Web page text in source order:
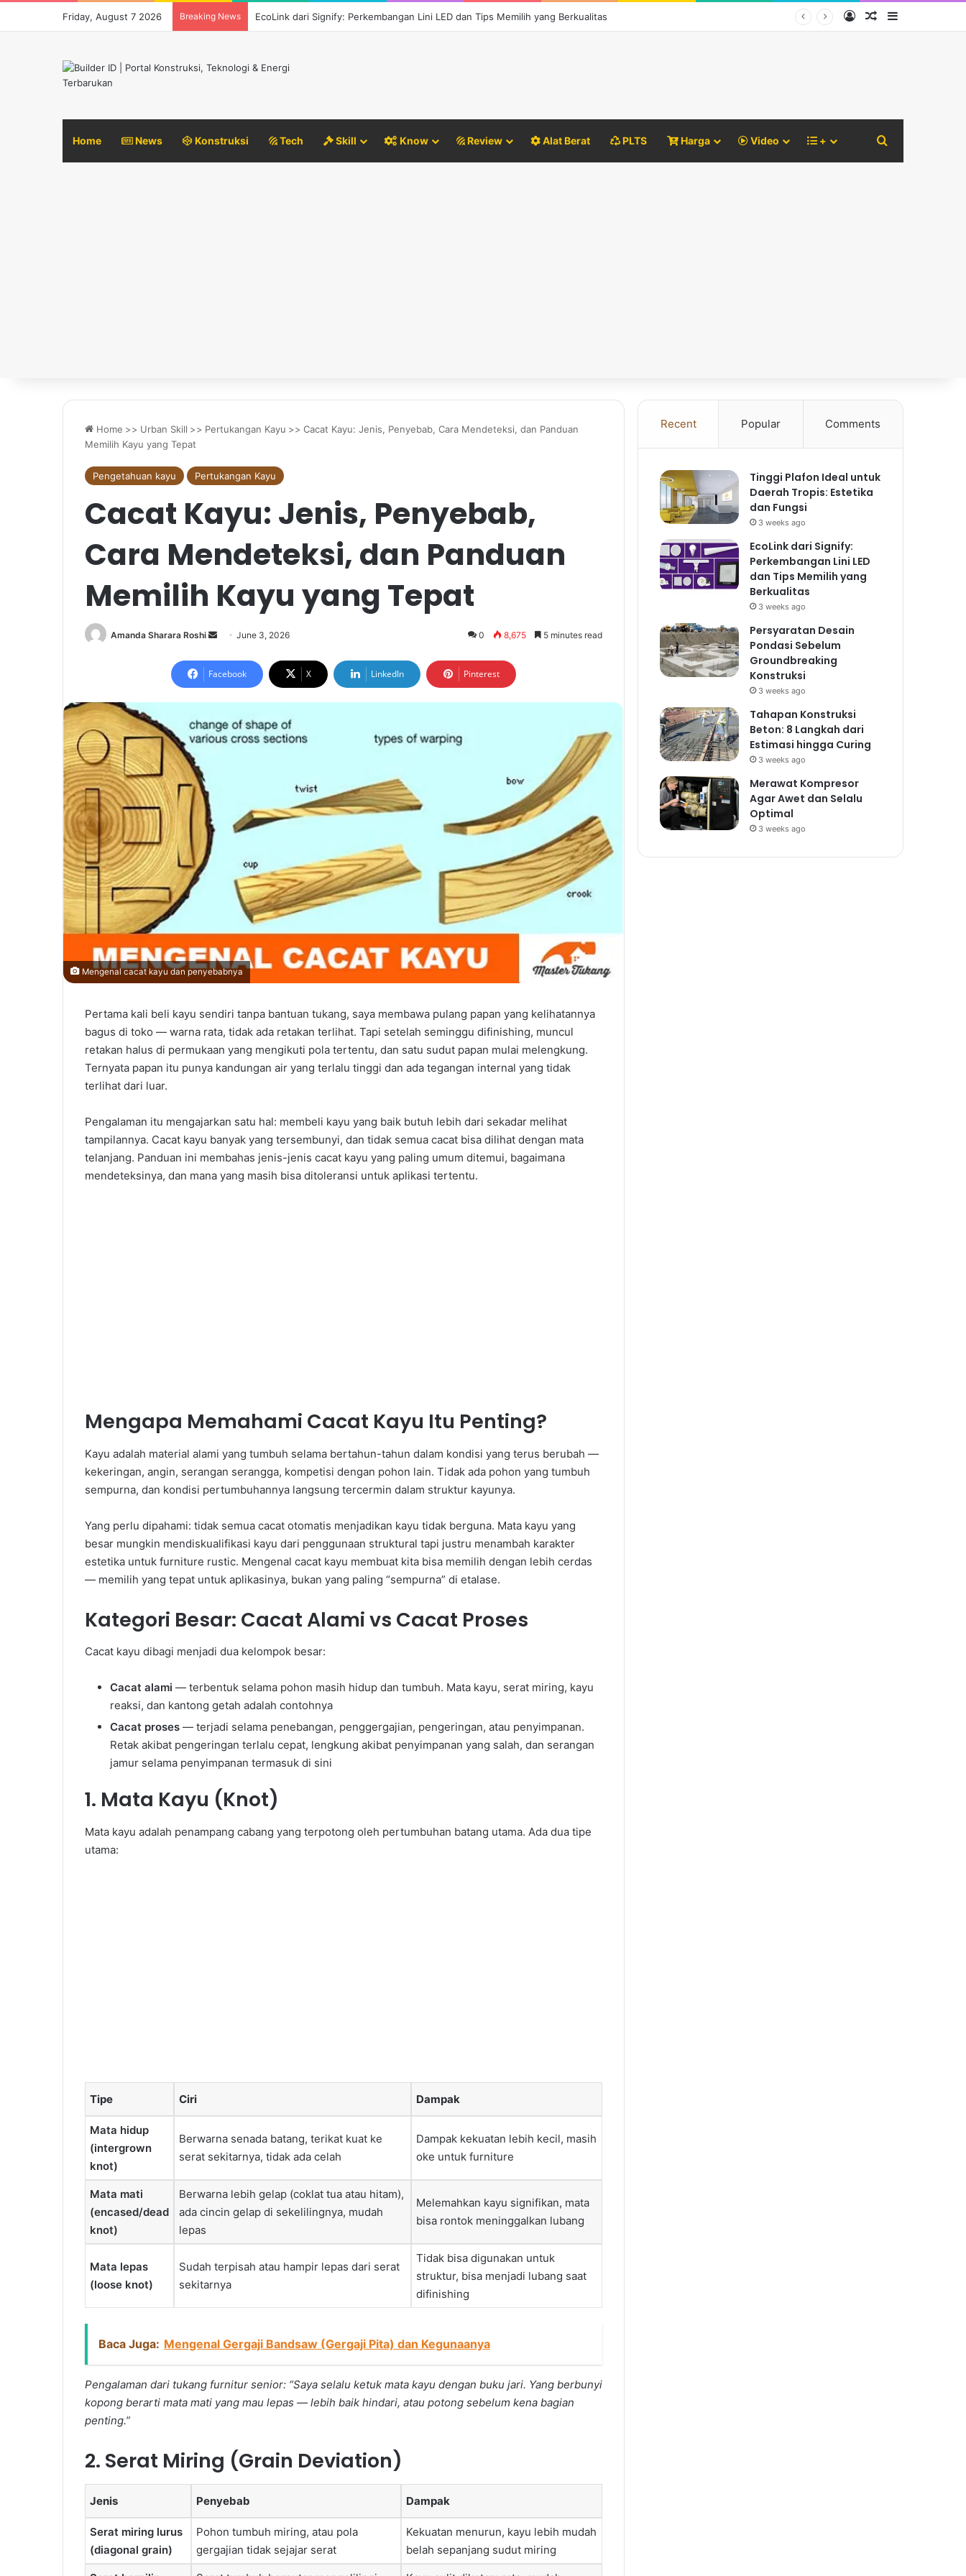
Friday, August 7 2026 Breaking News EcoLink dari Signify: Perkembangan Lini LED dan Tips Memilih yang Berkualitas Log InRandom Article
Sidebar
Home News Konstruksi Tech Skill Know Review Alat Berat PLTS Harga Video + Search for
Home >> Urban Skill >> Pertukangan Kayu >> Cacat Kayu: Jenis, Penyebab, Cara Mendeteksi, dan Panduan
Memilih Kayu yang Tepat
Pengetahuan kayu Pertukangan Kayu
Cacat Kayu: Jenis, Penyebab,
Cara Mendeteksi, dan Panduan
Memilih Kayu yang Tepat
Amanda Sharara Roshi
Send
email
June 3, 2026 0 8,675 5 minutes read
Facebook X LinkedIn Pinterest
Mengenal cacat kayu dan penyebabnya
Pertama kali beli kayu sendiri tanpa bantuan tukang, saya membawa pulang papan yang kelihatannya
bagus di toko — warna rata, tidak ada retakan terlihat. Tapi setelah seminggu difinishing, muncul
retakan halus di permukaan yang mengikuti pola tertentu, dan satu sudut papan mulai melengkung.
Ternyata papan itu punya kandungan air yang terlalu tinggi dan ada tegangan internal yang tidak
terlihat dari luar.
Pengalaman itu mengajarkan satu hal: membeli kayu yang baik butuh lebih dari sekadar melihat
tampilannya. Cacat kayu banyak yang tersembunyi, dan tidak semua cacat bisa dilihat dengan mata
telanjang. Panduan ini membahas jenis-jenis cacat kayu yang paling umum ditemui, bagaimana
mendeteksinya, dan mana yang masih bisa ditoleransi untuk aplikasi tertentu.
Mengapa Memahami Cacat Kayu Itu Penting?
Kayu adalah material alami yang tumbuh selama bertahun-tahun dalam kondisi yang terus berubah —
kekeringan, angin, serangan serangga, kompetisi dengan pohon lain. Tidak ada pohon yang tumbuh
sempurna, dan kondisi pertumbuhannya langsung tercermin dalam struktur kayunya.
Yang perlu dipahami: tidak semua cacat otomatis menjadikan kayu tidak berguna. Mata kayu yang
besar mungkin mendiskualifikasi kayu dari penggunaan struktural tapi justru menambah karakter
estetika untuk furniture rustic. Mengenal cacat kayu membuat kita bisa memilih dengan lebih cerdas
— memilih yang tepat untuk aplikasinya, bukan yang paling “sempurna” di etalase.
Kategori Besar: Cacat Alami vs Cacat Proses
Cacat kayu dibagi menjadi dua kelompok besar:
Cacat alami — terbentuk selama pohon masih hidup dan tumbuh. Mata kayu, serat miring, kayu
reaksi, dan kantong getah adalah contohnya
Cacat proses — terjadi selama penebangan, penggergajian, pengeringan, atau penyimpanan.
Retak akibat pengeringan terlalu cepat, lengkung akibat penyimpanan yang salah, dan serangan
jamur selama penyimpanan termasuk di sini
1. Mata Kayu (Knot)
Mata kayu adalah penampang cabang yang terpotong oleh pertumbuhan batang utama. Ada dua tipe
utama:
Tipe Ciri Dampak
Mata hidup
(intergrown
knot)
Berwarna senada batang, terikat kuat ke
serat sekitarnya, tidak ada celah
Dampak kekuatan lebih kecil, masih
oke untuk furniture
Mata mati
(encased/dead
knot)
Berwarna lebih gelap (coklat tua atau hitam),
ada cincin gelap di sekelilingnya, mudah
lepas
Melemahkan kayu signifikan, mata
bisa rontok meninggalkan lubang
Mata lepas
(loose knot)
Sudah terpisah atau hampir lepas dari serat
sekitarnya
Tidak bisa digunakan untuk
struktur, bisa menjadi lubang saat
difinishing
Baca Juga: Mengenal Gergaji Bandsaw (Gergaji Pita) dan Kegunaanya
Pengalaman dari tukang furnitur senior: “Saya selalu ketuk mata kayu dengan buku jari. Yang berbunyi
kopong berarti mata mati yang mau lepas — lebih baik hindari, atau potong sebelum kena bagian
penting.”
2. Serat Miring (Grain Deviation)
Jenis Penyebab Dampak
Serat miring lurus
(diagonal grain)
Pohon tumbuh miring, atau pola
gergajian tidak sejajar serat
Kekuatan menurun, kayu lebih mudah
belah sepanjang sudut miring
Recent Popular Comments
Tinggi Plafon Ideal untuk
Daerah Tropis: Estetika
dan Fungsi
3 weeks ago
EcoLink dari Signify:
Perkembangan Lini LED
dan Tips Memilih yang
Berkualitas
3 weeks ago
Persyaratan Desain
Pondasi Sebelum
Groundbreaking
Konstruksi
3 weeks ago
Tahapan Konstruksi
Beton: 8 Langkah dari
Estimasi hingga Curing
3 weeks ago
Merawat Kompresor
Agar Awet dan Selalu
Optimal
3 weeks ago